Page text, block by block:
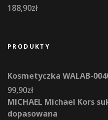
188,90zł
PRODUKTY
Kosmetyczka WALAB-
99,90zł
MICHAEL Michael Kors
dopasowana